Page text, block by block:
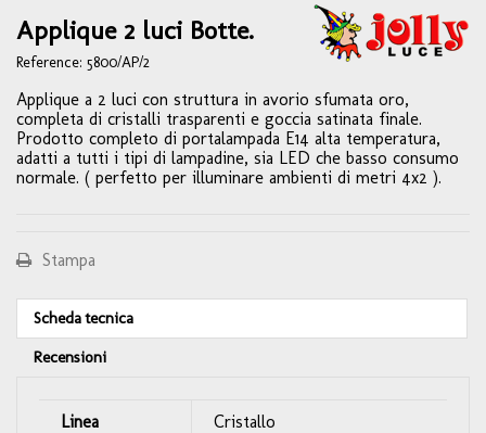
Applique 2 luci Botte.
Reference: 5800/AP/2
Applique a 2 luci con struttura in avorio sfumata oro,
completa di cristalli trasparenti e goccia satinata finale.
Prodotto completo di portalampada E14 alta temperatura,
adatti a tutti i tipi di lampadine, sia LED che basso consumo
normale. ( perfetto per illuminare ambienti di metri 4x2 ).
Stampa
Scheda tecnica
Recensioni
Linea Cristallo